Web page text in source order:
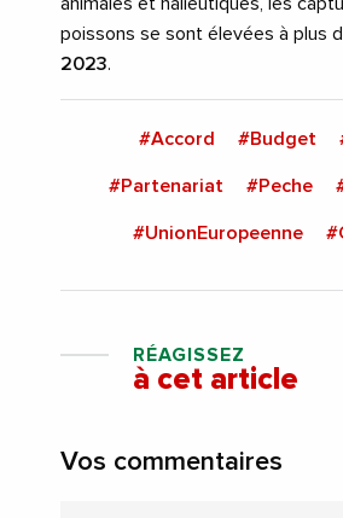
poissons se sont élevées à plus
2023.
#Accord #Budget
#Partenariat #Peche
#UnionEuropeenne
RÉAGISSEZ
à cet article
Vos commentaires